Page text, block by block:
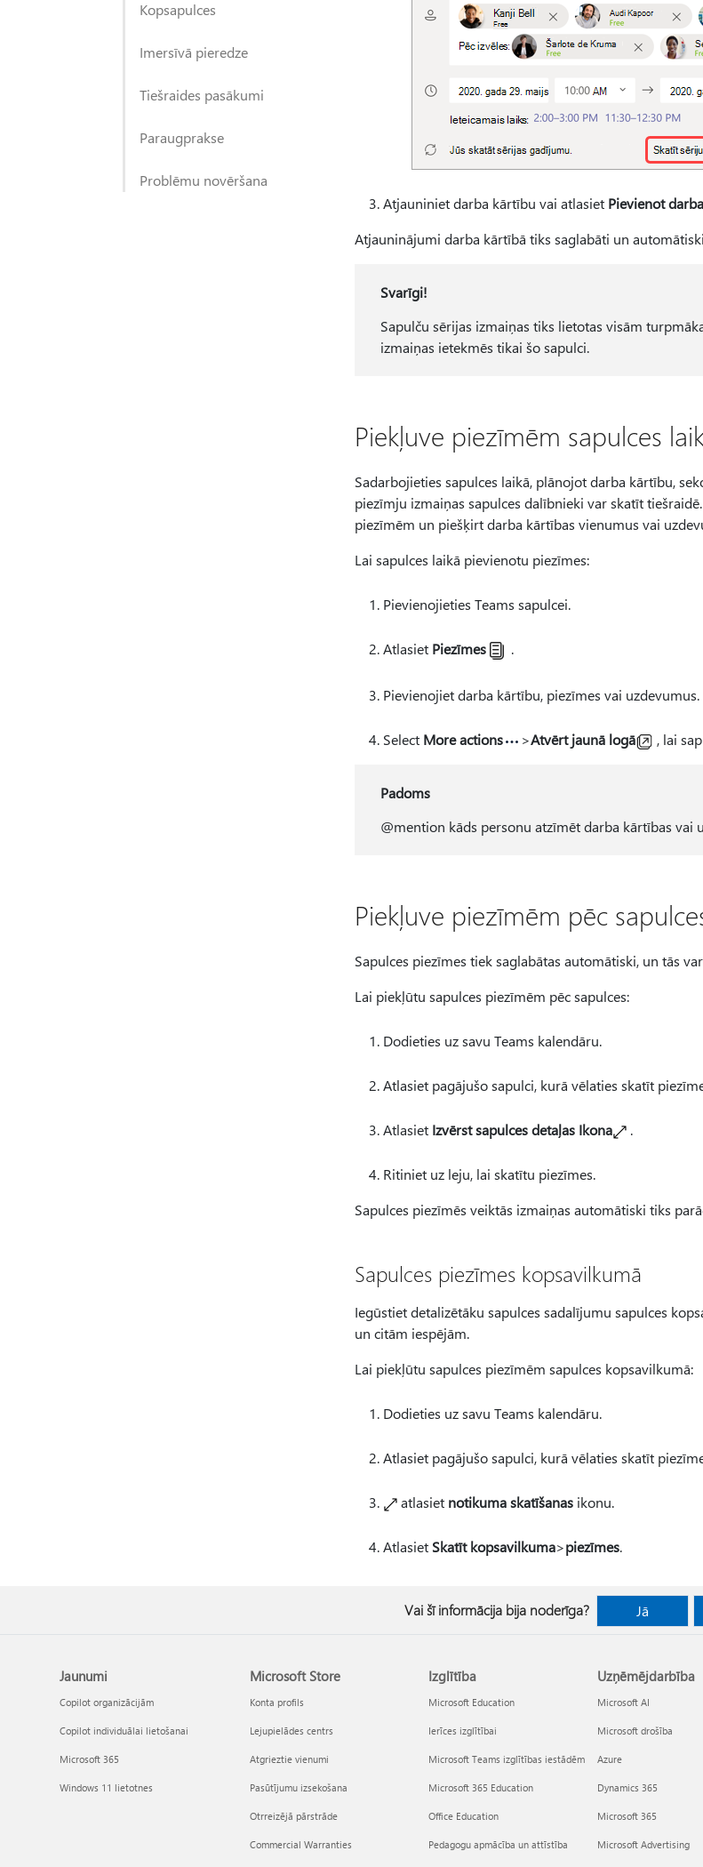
Kopsapulces
Imersīvā pieredze
Tiešraides pasākumi
Paraugprakse
Problēmu novēršana
Atjauniniet darba kārtību vai atlasiet Pievienot
Atjauninājumi darba kārtībā tiks saglabāti un
Svarīgi!
Sapulču sērijas izmaiņas tiks lietotas visām
izmaiņas ietekmēs tikai šo sapulci.
Piekļuve piezīmēm sapulces
Sadarbojieties sapulces laikā, plānojot darba kārtību,
piezīmju izmaiņas sapulces dalībnieki var skatīt
piezīmēm un piešķirt darba kārtības vienumus vai
Lai sapulces laikā pievienotu piezīmes:
Pievienojieties Teams sapulcei.
Atlasiet Piezīmes .
Pievienojiet darba kārtību, piezīmes vai uzdevumus.
Select More actions >Atvērt jaunā logā , lai
Padoms
@mention kāds personu atzīmēt darba kārtības vai
Piekļuve piezīmēm pēc
Sapulces piezīmes tiek saglabātas automātiski, un tās
Lai piekļūtu sapulces piezīmēm pēc sapulces:
Dodieties uz savu Teams kalendāru.
Atlasiet pagājušo sapulci, kurā vēlaties skatīt
Atlasiet Izvērst sapulces detaļas Ikona .
Ritiniet uz leju, lai skatītu piezīmes.
Sapulces piezīmēs veiktās izmaiņas automātiski tiks
Sapulces piezīmes kopsavilkumā
Iegūstiet detalizētāku sapulces sadalījumu sapulces
un citām iespējām.
Lai piekļūtu sapulces piezīmēm sapulces kopsavilkumā:
Dodieties uz savu Teams kalendāru.
Atlasiet pagājušo sapulci, kurā vēlaties skatīt
atlasiet notikuma skatīšanas ikonu.
Atlasiet Skatīt kopsavilkuma>piezīmes.
Vai šī informācija bija noderīga? Jā
Jaunumi
Copilot organizācijām
Copilot individuālai lietošanai
Microsoft 365
Windows 11 lietotnes
Microsoft Store
Konta profils
Lejupielādes centrs
Atgrieztie vienumi
Pasūtījumu izsekošana
Otrreizējā pārstrāde
Commercial Warranties
Izglītība
Microsoft Education
Ierīces izglītībai
Microsoft Teams izglītības iestādēm
Microsoft 365 Education
Office Education
Pedagogu apmācība un attīstība
Uzņēmējdarbība
Microsoft AI
Microsoft drošība
Azure
Dynamics 365
Microsoft 365
Microsoft Advertising